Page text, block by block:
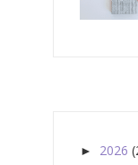
► 2026